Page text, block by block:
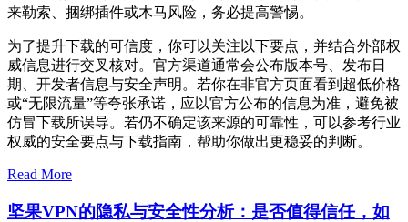
来勒索、捆绑插件或木马风险，务必提高警惕。
为了提升下载的可信度，你可以关注以下要点，并结合外部权
威信息进行交叉核对。官方渠道通常会公布版本号、发布日
期、开发者信息与安全声明。若你在非官方页面看到超低价格
或“无限流量”等夸张承诺，应以官方公布的信息为准，避免被
仿冒下载所误导。若仍不确定该来源的可靠性，可以参考行业
权威的安全要点与下载指南，帮助你做出更稳妥的判断。
Read More
坚果VPN的隐私与安全性分析：是否值得信任，如